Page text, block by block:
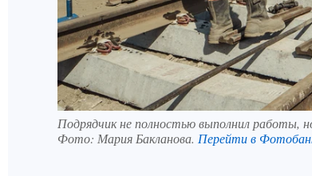
Подрядчик не полностью выполнил работы,
Фото: Мария Бакланова. Перейти в